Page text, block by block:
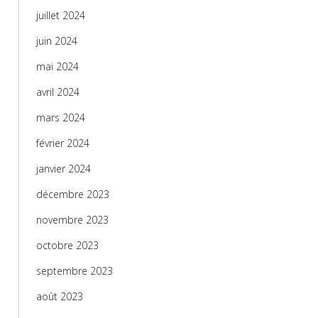
juillet 2024
juin 2024
mai 2024
avril 2024
mars 2024
février 2024
janvier 2024
décembre 2023
novembre 2023
octobre 2023
septembre 2023
août 2023